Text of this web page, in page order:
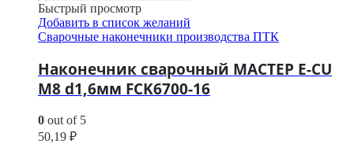
Быстрый просмотр
Добавить в список желаний
Сварочные наконечники производства ПТК
Наконечник сварочный МАСТЕР E-CU
М8 d1,6мм FCK6700-16
0 out of 5
50,19 ₽